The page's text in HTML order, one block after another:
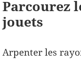
Parcourez
jouets
Arpenter les